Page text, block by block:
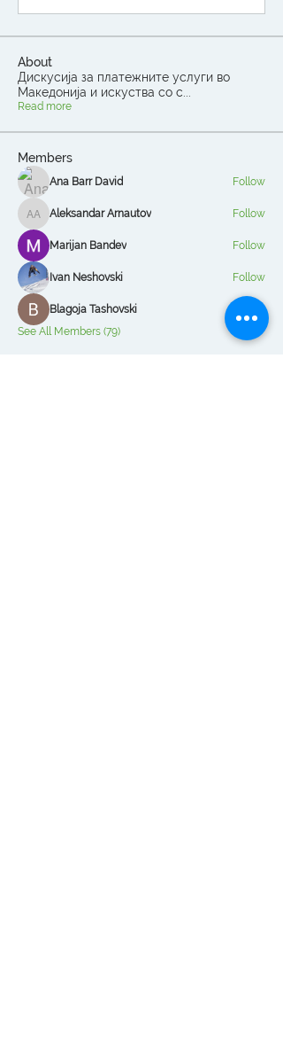
About
Дискусија за платежните услуги во
Македонија и искуства со с
Read more
Members
Ana Barr David Follow
Aleksandar Arnautov
Aleksandar Arnautov Follow
Marijan Bandev Follow
Ivan Neshovski Follow
Blagoja Tashovski
Follow
See All Members (79)